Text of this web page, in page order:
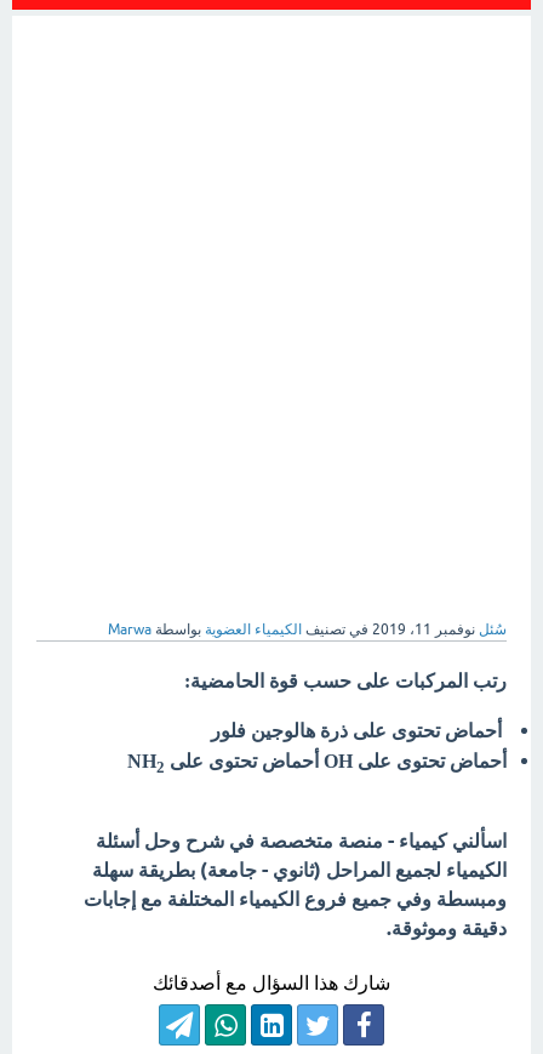
سُئل نوفمبر 11، 2019 في تصنيف الكيمياء العضوية بواسطة Marwa
رتب المركبات على حسب قوة الحامضية:
أحماض تحتوى على ذرة هالوجين فلور
أحماض تحتوى على OH أحماض تحتوى على NH
2
اسألني كيمياء - منصة متخصصة في شرح وحل أسئلة
الكيمياء لجميع المراحل (ثانوي - جامعة) بطريقة سهلة
ومبسطة وفي جميع فروع الكيمياء المختلفة مع إجابات
دقيقة وموثوقة.
شارك هذا السؤال مع أصدقائك